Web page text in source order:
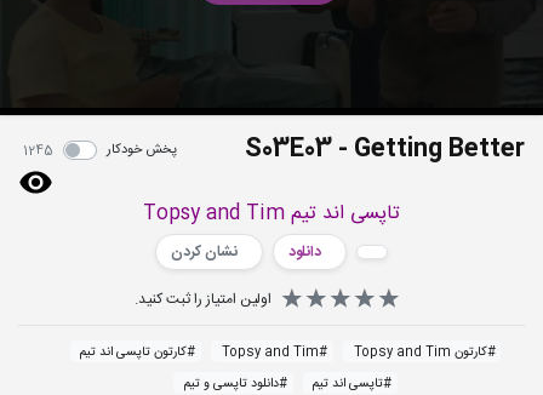
S03E03 - Getting Better پخش خودکار 1245
تاپسی اند تیم Topsy and Tim
دانلود
نشان کردن
اولین امتیاز را ثبت کنید.
#کارتون Topsy and Tim #
Topsy and Tim
#کارتون تاپسی اند تیم
#تاپسی اند تیم #دانلود تاپسی و تیم